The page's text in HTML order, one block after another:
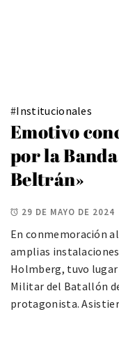
#Institucionales
Emotivo
por la
Beltrán»
29 DE MAYO DE 2024
En conmemoración
amplias instalaciones
Holmberg, tuvo
Militar del Batallón
protagonista.